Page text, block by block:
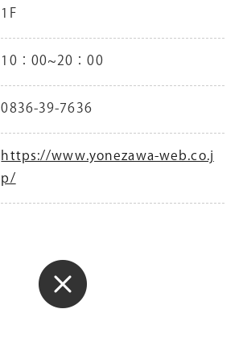
1F
10：00~20：00
0836-39-7636
https://www.yonezawa-web.co.j
p/